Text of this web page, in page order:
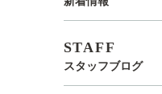
STAFF
スタッフブログ